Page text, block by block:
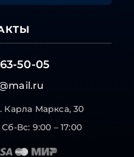
50-05
Карла Маркса, 30
Вс: 9:00 – 17:00